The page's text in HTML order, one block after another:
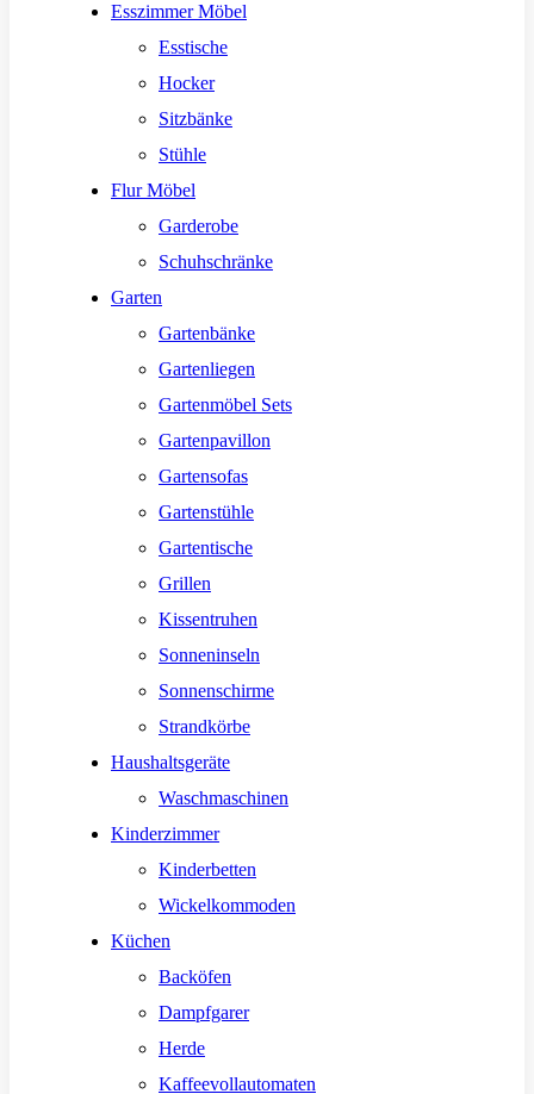
Esszimmer Möbel
Esstische
Hocker
Sitzbänke
Stühle
Flur Möbel
Garderobe
Schuhschränke
Garten
Gartenbänke
Gartenliegen
Gartenmöbel Sets
Gartenpavillon
Gartensofas
Gartenstühle
Gartentische
Grillen
Kissentruhen
Sonneninseln
Sonnenschirme
Strandkörbe
Haushaltsgeräte
Waschmaschinen
Kinderzimmer
Kinderbetten
Wickelkommoden
Küchen
Backöfen
Dampfgarer
Herde
Kaffeevollautomaten